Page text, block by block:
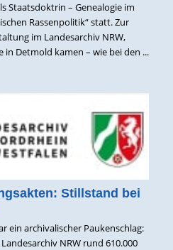
Staatsdoktrin – Genealogie im
Rassenpolitik“ statt. Zur
im Landesarchiv NRW,
Detmold kamen – wie bei den ...
Stillstand bei
ein archivalischer Paukenschlag:
NRW rund 610.000